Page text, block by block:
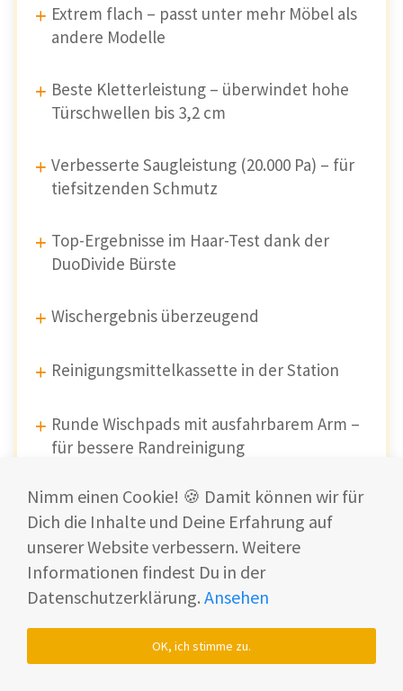
Extrem flach – passt unter mehr Möbel als
andere Modelle
Beste Kletterleistung – überwindet hohe
Türschwellen bis 3,2 cm
Verbesserte Saugleistung (20.000 Pa) – für
tiefsitzenden Schmutz
Top-Ergebnisse im Haar-Test dank der
DuoDivide Bürste
Wischergebnis überzeugend
Reinigungsmittelkassette in der Station
Runde Wischpads mit ausfahrbarem Arm –
für bessere Randreinigung
Automatische Wasserdosierung & Mopp-
Anhebung auf Teppichen
Multifunktions-Dockingstation mit
Heißwasser-Wischpadreinigung
Wischpads können zur Teppichreinigung in
Nimm einen Cookie! 🍪 Damit können wir für
Dich die Inhalte und Deine Erfahrung auf
unserer Website verbessern. Weitere
Informationen findest Du in der
Datenschutzerklärung. Ansehen
OK, ich stimme zu.